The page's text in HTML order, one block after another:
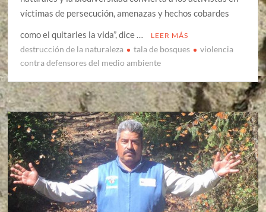
víctimas de persecución, amenazas y hechos cobardes
como el quitarles la vida”, dice …
LEER MÁS
destrucción de la naturaleza tala de bosques
violencia
contra defensores del medio ambiente